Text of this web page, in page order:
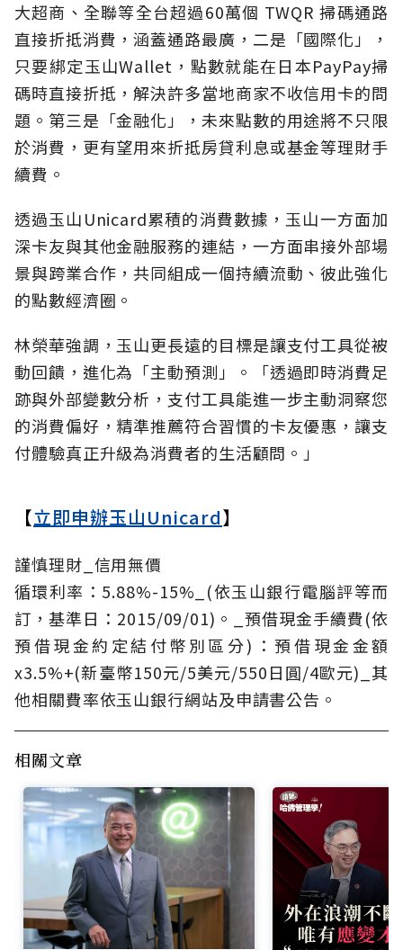
大超商、全聯等全台超過60萬個 TWQR 掃碼通路
直接折抵消費，涵蓋通路最廣，二是「國際化」，
只要綁定玉山Wallet，點數就能在日本PayPay掃
碼時直接折抵，解決許多當地商家不收信用卡的問
題。第三是「金融化」，未來點數的用途將不只限
於消費，更有望用來折抵房貸利息或基金等理財手
續費。
透過玉山Unicard累積的消費數據，玉山一方面加
深卡友與其他金融服務的連結，一方面串接外部場
景與跨業合作，共同組成一個持續流動、彼此強化
的點數經濟圈。
林榮華強調，玉山更長遠的目標是讓支付工具從被
動回饋，進化為「主動預測」。「透過即時消費足
跡與外部變數分析，支付工具能進一步主動洞察您
的消費偏好，精準推薦符合習慣的卡友優惠，讓支
付體驗真正升級為消費者的生活顧問。」
【立即申辦玉山Unicard】
謹慎理財_信用無價
循環利率：5.88%-15%_(依玉山銀行電腦評等而
訂，基準日：2015/09/01)。_預借現金手續費(依
預借現金約定結付幣別區分)：預借現金金額
x3.5%+(新臺幣150元/5美元/550日圓/4歐元)_其
他相關費率依玉山銀行網站及申請書公告。
相關文章